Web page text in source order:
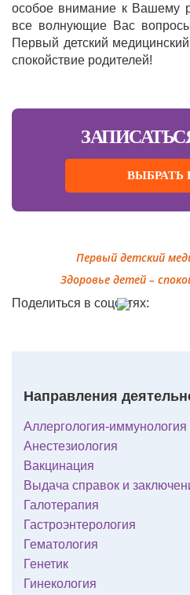
особое внимание к Вашему
все волнующие Вас
Первый детский
спокойствие родителей!
ВЫБРАТЬ
Первый детский
Здоровье детей –
Поделиться в соцсетях:
Направления
Аллергология-иммунология
Анестезиология
Вакцинация
Выдача справок и
Галотерапия
Гастроэнтерология
Гематология
Генетик
Гинекология